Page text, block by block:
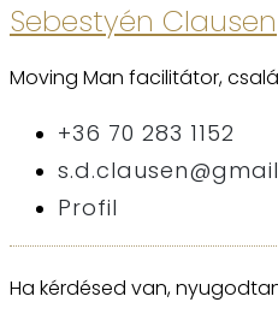
Sebestyén Clausen
Moving Man facilitátor,
+36 70 283 1152
Profil
Ha kérdésed van,